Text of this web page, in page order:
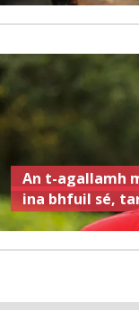
An t-agallamh
ina bhfuil sé,